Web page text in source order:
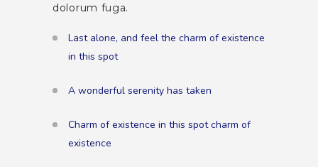
dolorum fuga.
Last alone, and feel the charm of existence
in this spot
A wonderful serenity has taken
Charm of existence in this spot charm of
existence